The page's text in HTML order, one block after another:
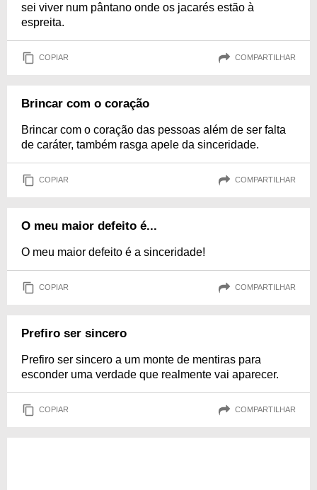
sei viver num pântano onde os jacarés estão à
espreita.
COPIAR COMPARTILHAR
Brincar com o coração
Brincar com o coração das pessoas além de ser falta
de caráter, também rasga apele da sinceridade.
COPIAR COMPARTILHAR
O meu maior defeito é...
O meu maior defeito é a sinceridade!
COPIAR COMPARTILHAR
Prefiro ser sincero
Prefiro ser sincero a um monte de mentiras para
esconder uma verdade que realmente vai aparecer.
COPIAR COMPARTILHAR